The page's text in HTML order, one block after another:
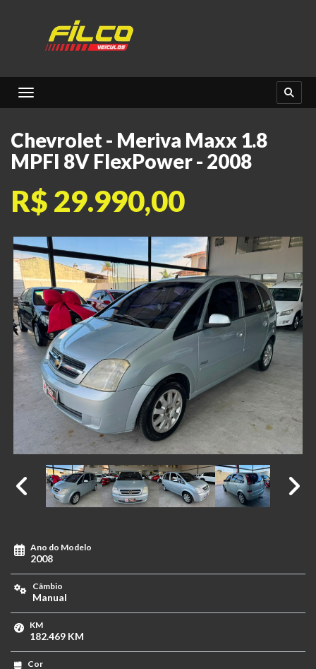
Toggle navigation
Chevrolet - Meriva Maxx 1.8
MPFI 8V FlexPower - 2008
R$ 29.990,00
Ano do Modelo
2008
Câmbio
Manual
KM
182.469 KM
Cor